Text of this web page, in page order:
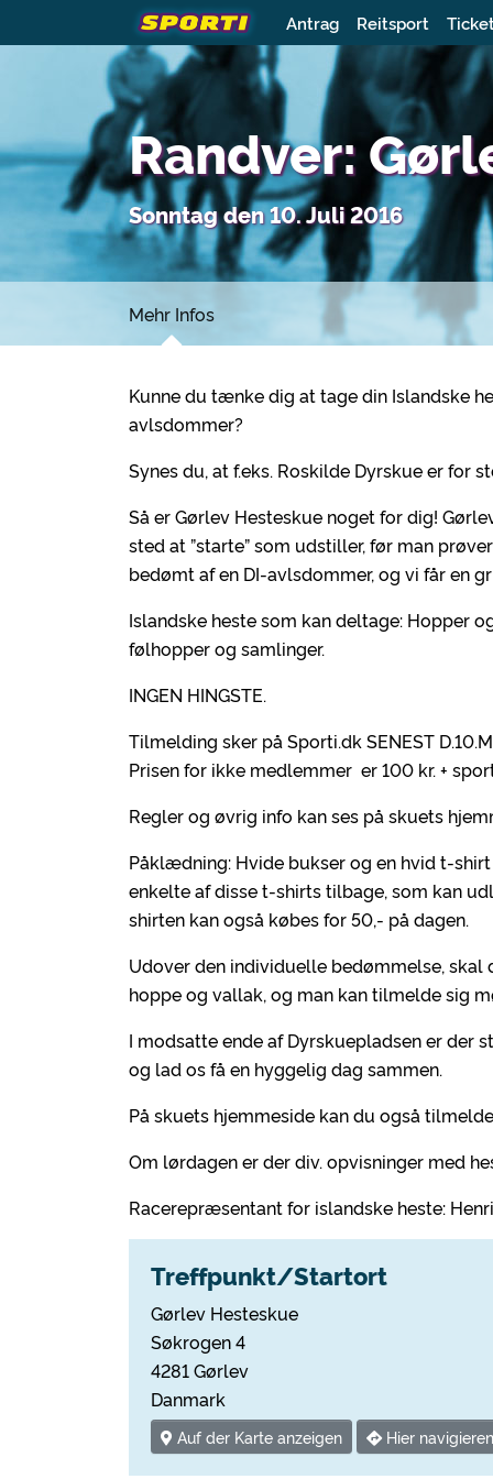
Antrag Reitsport
Randver:
Sonntag den 10. Juli 2016
Mehr Infos
Kunne du tænke dig at tage din Islandske
avlsdommer?
Synes du, at f.eks. Roskilde Dyrskue er for
Så er Gørlev Hesteskue noget for dig!
sted at ”starte” som udstiller, før man
bedømt af en DI-avlsdommer, og vi får en
Islandske heste som kan deltage: Hopper
følhopper og samlinger.
INGEN HINGSTE.
Tilmelding sker på Sporti.dk SENEST
Prisen for ikke medlemmer er 100 kr. +
Regler og øvrig info kan ses på skuets
Påklædning: Hvide bukser og en hvid t-
enkelte af disse t-shirts tilbage, som kan
shirten kan også købes for 50,- på dagen.
Udover den individuelle bedømmelse,
hoppe og vallak, og man kan tilmelde sig
I modsatte ende af Dyrskuepladsen er
og lad os få en hyggelig dag sammen.
På skuets hjemmeside kan du også
Om lørdagen er der div. opvisninger med
Racerepræsentant for islandske heste:
Treffpunkt/Startort
Gørlev Hesteskue
Søkrogen 4
4281 Gørlev
Danmark
Auf der Karte anzeigen Hier navigieren